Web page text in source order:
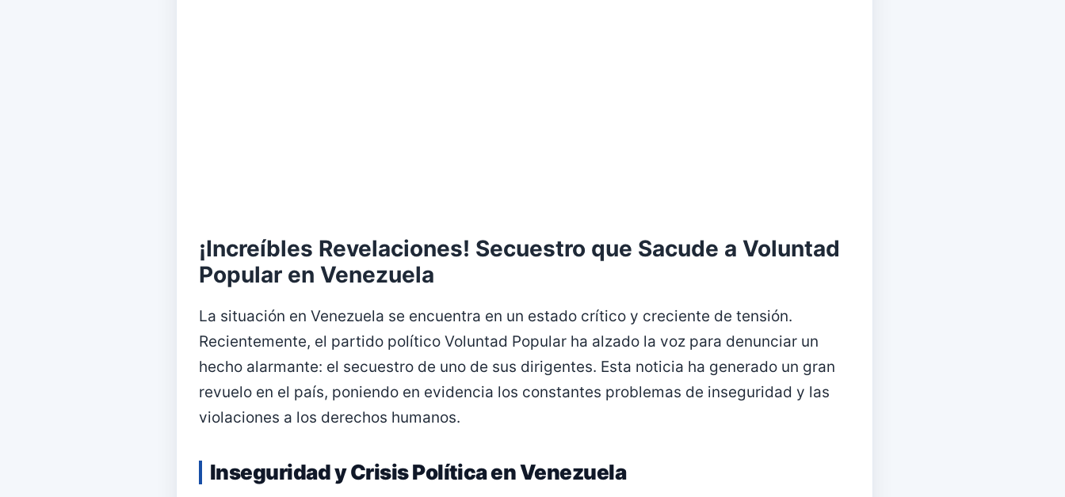
¡Increíbles Revelaciones! Secuestro que Sacude a Voluntad
Popular en Venezuela
La situación en Venezuela se encuentra en un estado crítico y creciente de tensión.
Recientemente, el partido político Voluntad Popular ha alzado la voz para denunciar un
hecho alarmante: el secuestro de uno de sus dirigentes. Esta noticia ha generado un gran
revuelo en el país, poniendo en evidencia los constantes problemas de inseguridad y las
violaciones a los derechos humanos.
Inseguridad y Crisis Política en Venezuela